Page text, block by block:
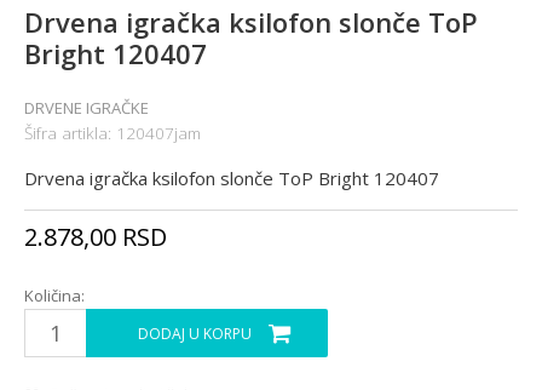
Drvena igračka ksilofon slonče ToP
Bright 120407
DRVENE IGRAČKE
Šifra artikla: 120407jam
Drvena igračka ksilofon slonče ToP Bright 120407
2.878,00 RSD
Količina:
DODAJ U KORPU